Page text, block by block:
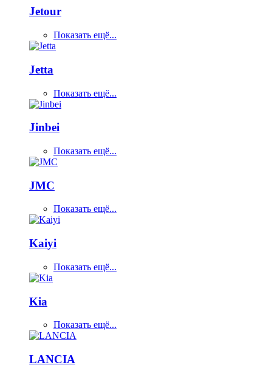
Jetour
Показать ещё...
Jetta
Показать ещё...
Jinbei
Показать ещё...
JMC
Показать ещё...
Kaiyi
Показать ещё...
Kia
Показать ещё...
LANCIA